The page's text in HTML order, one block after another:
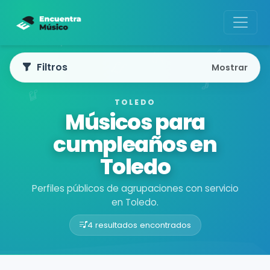
TOLEDO
Músicos para
cumpleaños en
Toledo
Perfiles públicos de agrupaciones con servicio
en Toledo.
4 resultados encontrados
Buscador de músicos
Filtros Mostrar